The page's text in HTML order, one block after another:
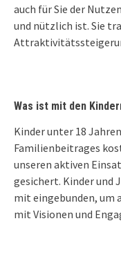
auch für Sie der
und nützlich ist. Sie
Was ist mit den
Kinder unter 18
Familienbeitrages
unseren aktiven
gesichert. Kinder und
mit eingebunden, um
mit Visionen und